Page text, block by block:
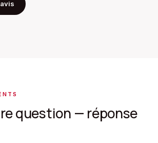
question — réponse